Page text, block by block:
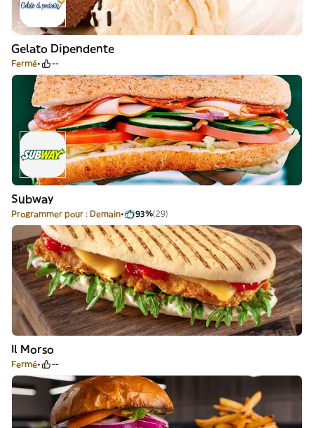
Gelato Dipendente
Fermé --
Subway
Programmer pour : Demain 93%(29)
Il Morso
Fermé --